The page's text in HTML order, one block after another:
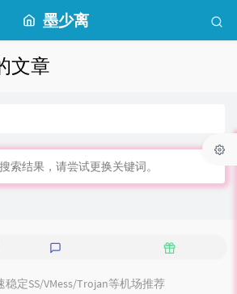
墨少离
文章
索结果，请尝试更换关键词。
随
定SS/VMess/Trojan等机场推荐